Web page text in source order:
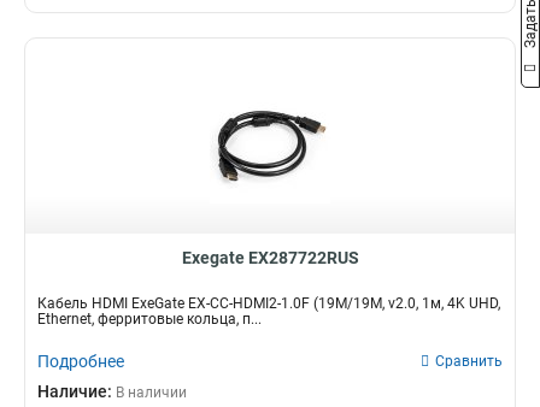
Exegate EX287722RUS
Кабель HDMI ExeGate EX-CC-HDMI2-1.0F (19M/19M, v2.0, 1м, 4K UHD,
Ethernet, ферритовые кольца, п...
Подробнее Сравнить
Наличие: В наличии